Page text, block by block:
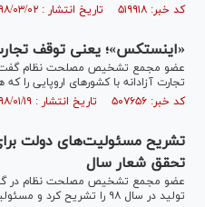
کد خبر: ۵۱۹۹۱۸ تاریخ انتشار : ۱۳۹۸/۰۳/۰۲
«اینستکس»؛ یعنی توقف تجارت
عضو مجمع تشخیص مصلحت نظام
تجارت آزادانه با کشور‌های اروپایی را
کد خبر: ۵۰۷۶۵۶ تاریخ انتشار : ۱۳۹۸/۰۱/۱۹
تشریح مسئولیت‌های دولت
تحقق شعار سال
عضو مجمع تشخیص مصلحت نظام در
تولید در سال ۹۸ را تشریح کرد و مسئولیت‌های دولت در این زمینه را برشمرد.